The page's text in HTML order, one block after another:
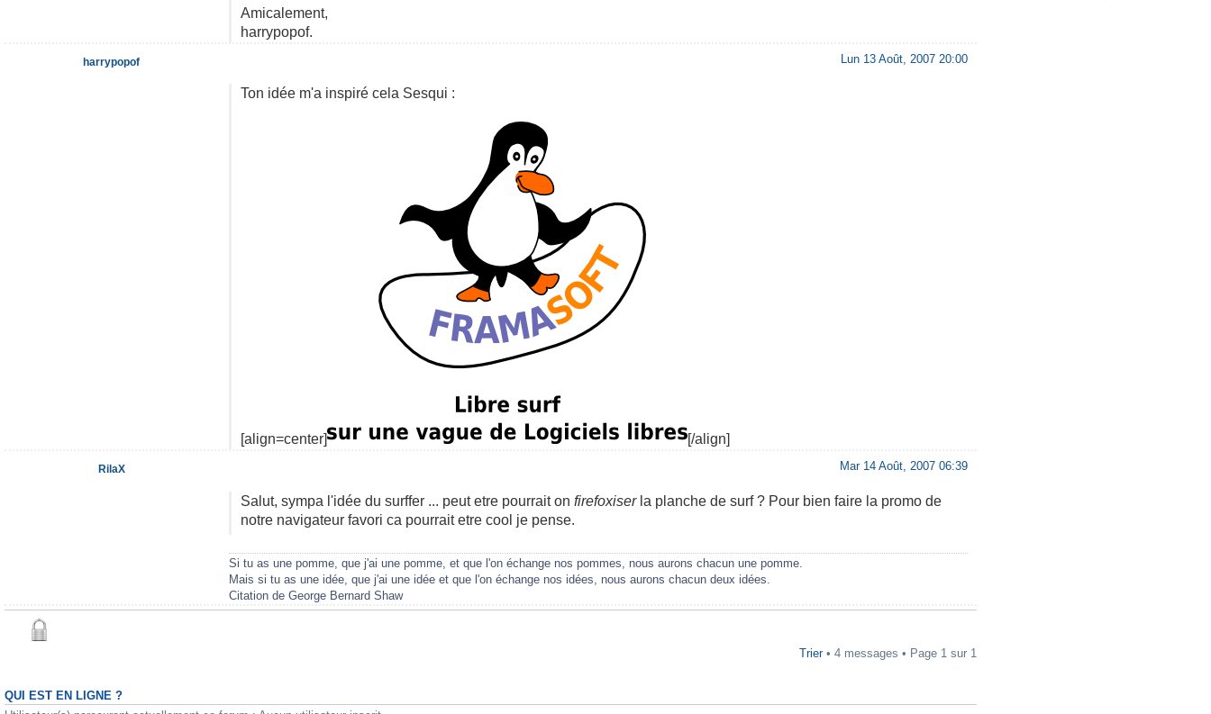
Amicalement,
harrypopof.
Lun 13 Août, 2007 20:00
Ton idée m'a inspiré cela Sesqui :
[align=center] [/align]
harrypopof
Mar 14 Août, 2007 06:39
Salut, sympa l'idée du surffer ... peut etre pourrait on firefoxiserla planche de surf ? Pour bien faire la promo de
notre navigateur favori ca pourrait etre cool je pense.
Si tu as une pomme, que j'ai une pomme, et que l'on échange nos pommes, nous aurons chacun une pomme.
Mais si tu as une idée, que j'ai une idée et que l'on échange nos idées, nous aurons chacun deux idées.
Citation de George Bernard Shaw
RilaX
Trier• 4 messages • Page 1 sur 1
QUI EST EN LIGNE ?